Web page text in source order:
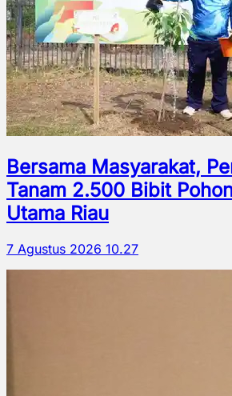
Bersama Masyarakat,
Tanam 2.500 Bibit
Utama Riau
7 Agustus 2026 10.27